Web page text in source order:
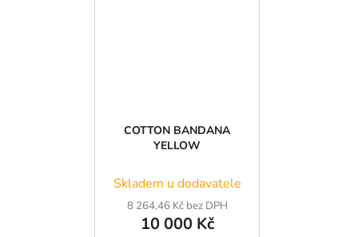
COTTON BANDANA
YELLOW
Skladem u dodavatele
8 264,46 Kč bez DPH
10 000 Kč